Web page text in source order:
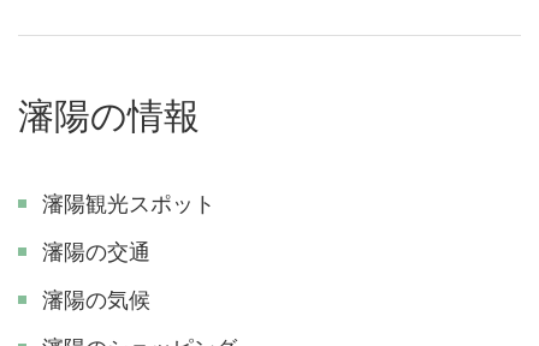
瀋陽の情報
瀋陽観光スポット
瀋陽の交通
瀋陽の気候